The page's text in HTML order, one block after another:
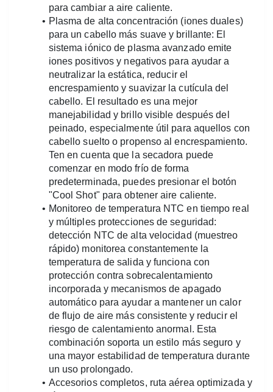
para cambiar a aire caliente.
Plasma de alta concentración (iones duales)
para un cabello más suave y brillante: El
sistema iónico de plasma avanzado emite
iones positivos y negativos para ayudar a
neutralizar la estática, reducir el
encrespamiento y suavizar la cutícula del
cabello. El resultado es una mejor
manejabilidad y brillo visible después del
peinado, especialmente útil para aquellos con
cabello suelto o propenso al encrespamiento.
Ten en cuenta que la secadora puede
comenzar en modo frío de forma
predeterminada, puedes presionar el botón
"Cool Shot" para obtener aire caliente.
Monitoreo de temperatura NTC en tiempo real
y múltiples protecciones de seguridad:
detección NTC de alta velocidad (muestreo
rápido) monitorea constantemente la
temperatura de salida y funciona con
protección contra sobrecalentamiento
incorporada y mecanismos de apagado
automático para ayudar a mantener un calor
de flujo de aire más consistente y reducir el
riesgo de calentamiento anormal. Esta
combinación soporta un estilo más seguro y
una mayor estabilidad de temperatura durante
un uso prolongado.
Accesorios completos, ruta aérea optimizada y